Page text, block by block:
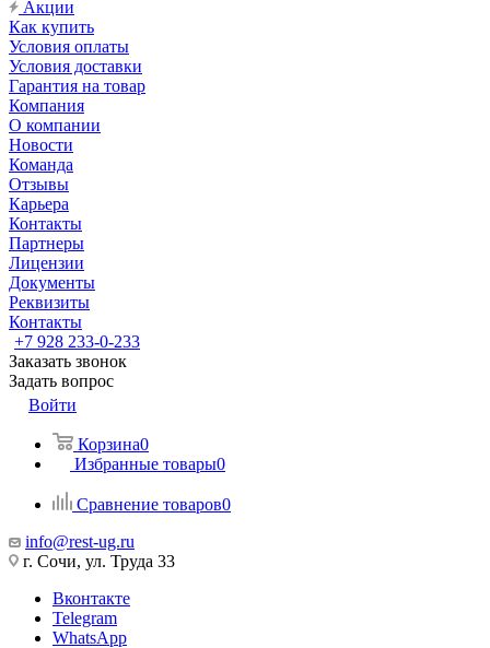
Акции
Как купить
Условия оплаты
Условия доставки
Гарантия на товар
Компания
О компании
Новости
Команда
Отзывы
Карьера
Контакты
Партнеры
Лицензии
Документы
Реквизиты
Контакты
+7 928 233-0-233
Заказать звонок
Задать вопрос
Войти
Корзина0
Избранные товары0
Сравнение товаров0
info@rest-ug.ru
г. Сочи, ул. Труда 33
Вконтакте
Telegram
WhatsApp